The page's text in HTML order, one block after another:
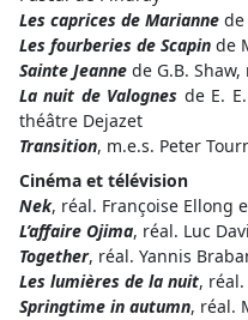
Les caprices de Marianne de
Les fourberies de Scapin de
Sainte Jeanne de G.B.
La nuit de Valognes de E.
théâtre Dejazet
Transition, m.e.s. Peter
Cinéma et télévision
Nek, réal. Françoise Ellong
L’affaire Ojima, réal. Luc
Together, réal. Yannis
Les lumières de la nuit,
Springtime in autumn, réal.